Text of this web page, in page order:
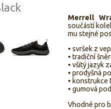
Merrell
součástí
mu stejné
• svršek z
• tradiční
• všitý jazyk
• prodyšná
•
• gumová
Vhodné pro